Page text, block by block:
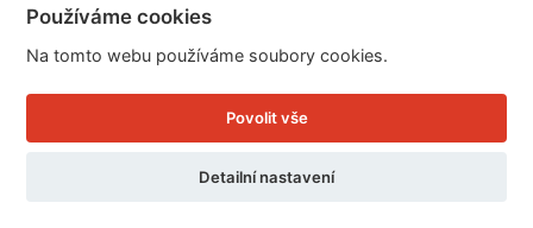
Používáme cookies
Na tomto webu používáme soubory cookies.
Povolit vše
Detailní nastavení